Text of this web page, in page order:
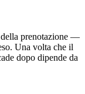
della prenotazione —
Una volta che il
dopo dipende da